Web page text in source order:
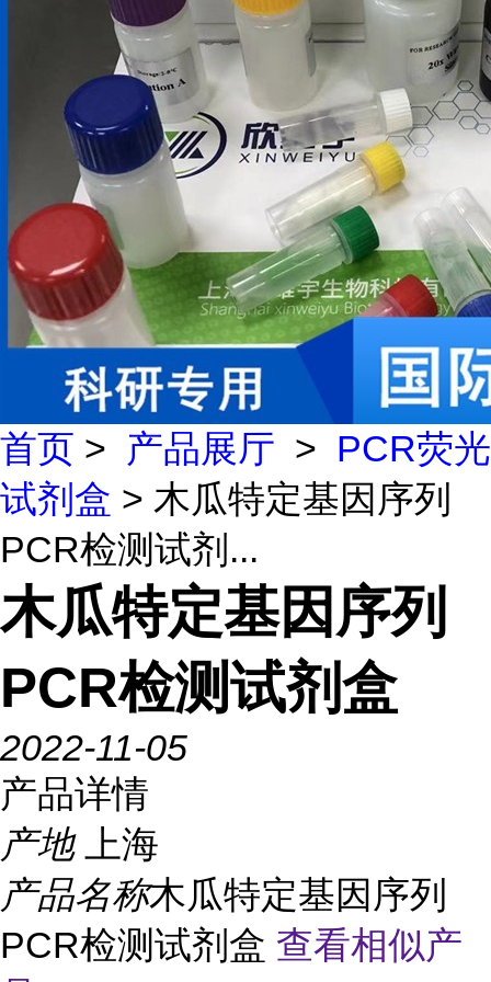
首页 > 产品展厅 > PCR荧光
试剂盒 > 木瓜特定基因序列
PCR检测试剂...
木瓜特定基因序列
PCR检测试剂盒
2022-11-05
产品详情
产地
上海
产品名称木瓜特定基因序列
PCR检测试剂盒 查看相似产